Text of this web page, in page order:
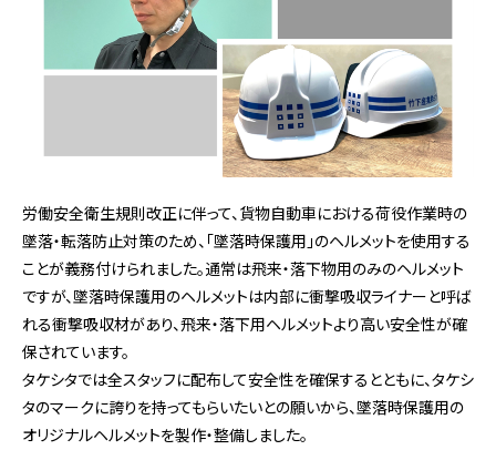
労働安全衛生規則改正に伴って、貨物自動車における荷役作業時の
墜落・転落防止対策のため、「墜落時保護用」のヘルメットを使用する
ことが義務付けられました。通常は飛来・落下物用のみのヘルメット
ですが、墜落時保護用のヘルメットは内部に衝撃吸収ライナーと呼ば
れる衝撃吸収材があり、飛来・落下用ヘルメットより高い安全性が確
保されています。
タケシタでは全スタッフに配布して安全性を確保するとともに、タケシ
タのマークに誇りを持ってもらいたいとの願いから、墜落時保護用の
オリジナルヘルメットを製作・整備しました。